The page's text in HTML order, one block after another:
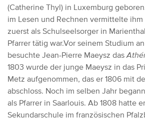
(Catherine Thyl) in Luxemburg
im Lesen und Rechnen vermittelte
zuerst als Schulseelsorger in
Pfarrer tätig war.Vor seinem Studium
besuchte Jean-Pierre Maeysz das
1803 wurde der junge Maeysz in das
Metz aufgenommen, das er 1806 mit
abschloss. Noch im selben Jahr
als Pfarrer in Saarlouis. Ab 1808 hatte
Sekundarschule im französischen